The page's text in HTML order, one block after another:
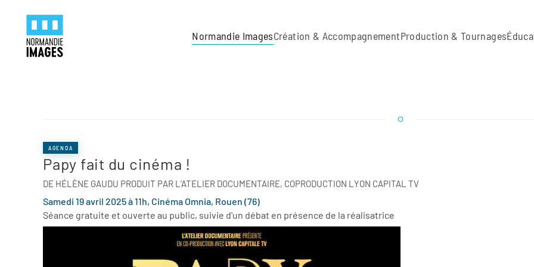
Skip to main content
Normandie ImagesCréation & AccompagnementProduction & Tournages
AGENDA
Papy fait du cinéma !
DE HÉLÈNE GAUDU PRODUIT PAR L’ATELIER DOCUMENTAIRE, COPRODUCTION LYON CAPITAL TV
Samedi 19 avril 2025 à 11h, Cinéma Omnia, Rouen (76)
Séance gratuite et ouverte au public, suivie d'un débat en présence de la réalisatrice